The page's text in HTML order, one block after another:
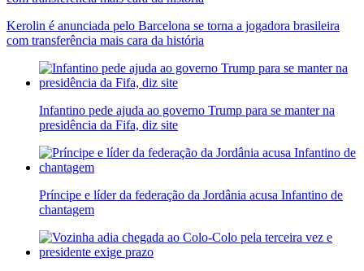
Kerolin é anunciada pelo Barcelona se torna a jogadora brasileira
com transferência mais cara da história
Infantino pede ajuda ao governo Trump para se manter na
presidência da Fifa, diz site
Príncipe e líder da federação da Jordânia acusa Infantino de
chantagem